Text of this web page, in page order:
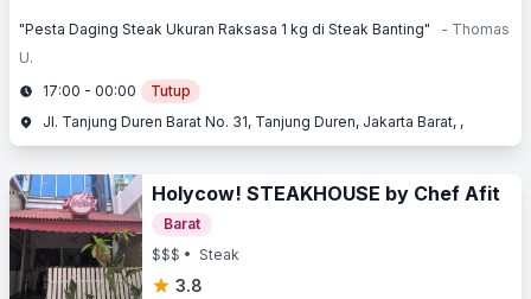
"Pesta Daging Steak Ukuran Raksasa 1 kg di Steak Banting"
- Thomas
U.
17:00 - 00:00
Tutup
Jl. Tanjung Duren Barat No. 31, Tanjung Duren, Jakarta Barat, ,
Holycow! STEAKHOUSE by Chef Afit
Barat
$$$ • Steak
3.8